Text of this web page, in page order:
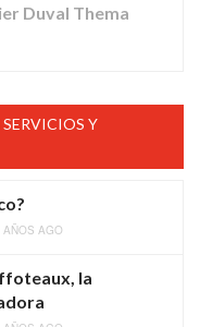
Duval Thema
Y
AÑOS AGO
la